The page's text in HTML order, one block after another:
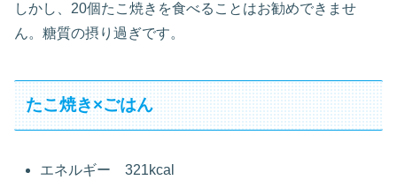
しかし、20個たこ焼きを食べることはお勧めできませ
ん。糖質の摂り過ぎです。
たこ焼き×ごはん
エネルギー 321kcal